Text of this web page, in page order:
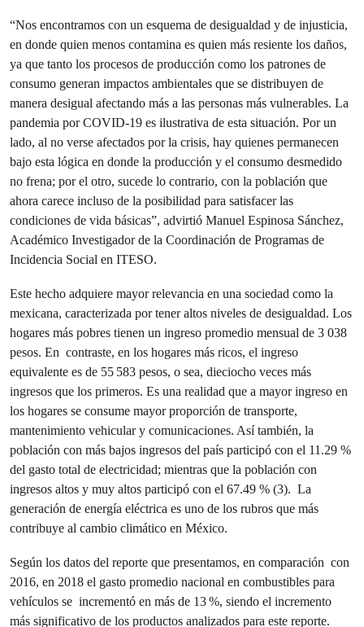
“Nos encontramos con un esquema de desigualdad y de injusticia,
en donde quien menos contamina es quien más resiente los daños,
ya que tanto los procesos de producción como los patrones de
consumo generan impactos ambientales que se distribuyen de
manera desigual afectando más a las personas más vulnerables. La
pandemia por COVID-19 es ilustrativa de esta situación. Por un
lado, al no verse afectados por la crisis, hay quienes permanecen
bajo esta lógica en donde la producción y el consumo desmedido
no frena; por el otro, sucede lo contrario, con la población que
ahora carece incluso de la posibilidad para satisfacer las
condiciones de vida básicas”, advirtió Manuel Espinosa Sánchez,
Académico Investigador de la Coordinación de Programas de
Incidencia Social en ITESO.
Este hecho adquiere mayor relevancia en una sociedad como la
mexicana, caracterizada por tener altos niveles de desigualdad. Los
hogares más pobres tienen un ingreso promedio mensual de 3 038
pesos. En contraste, en los hogares más ricos, el ingreso
equivalente es de 55 583 pesos, o sea, dieciocho veces más
ingresos que los primeros. Es una realidad que a mayor ingreso en
los hogares se consume mayor proporción de transporte,
mantenimiento vehicular y comunicaciones. Así también, la
población con más bajos ingresos del país participó con el 11.29 %
del gasto total de electricidad; mientras que la población con
ingresos altos y muy altos participó con el 67.49 % (3). La
generación de energía eléctrica es uno de los rubros que más
contribuye al cambio climático en México.
Según los datos del reporte que presentamos, en comparación con
2016, en 2018 el gasto promedio nacional en combustibles para
vehículos se incrementó en más de 13 %, siendo el incremento
más significativo de los productos analizados para este reporte.